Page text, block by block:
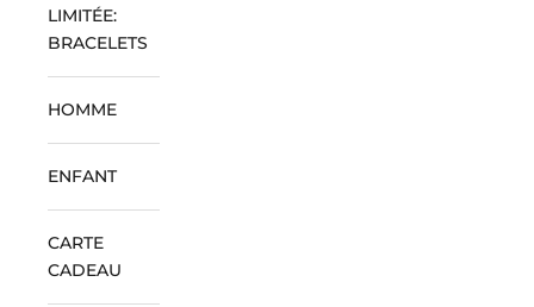
LIMITÉE:
BRACELETS
HOMME
ENFANT
CARTE
CADEAU